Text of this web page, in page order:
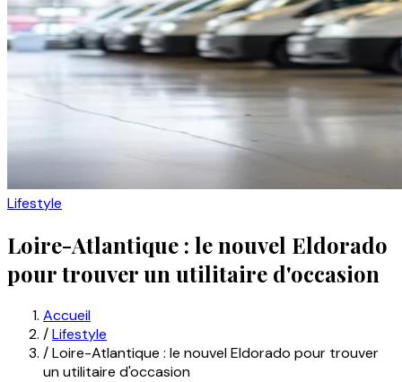
Lifestyle
Loire-Atlantique : le nouvel Eldorado
pour trouver un utilitaire d'occasion
Accueil
/Lifestyle
/Loire-Atlantique : le nouvel Eldorado pour trouver
un utilitaire d'occasion